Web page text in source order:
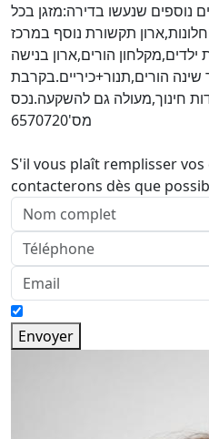
נוספים שנעשו בדירה:מזגן בכל
תקשורת נוסף במרכז
הורים,ארון בנישה
הורים,תנור+כיריים.בקרבת
חינוך,מעולה גם להשקעה.נכס
מס'6570720
S'il vous plaît remplisser
contacterons dès que
Envoyer